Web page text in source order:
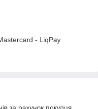
- LiqPay